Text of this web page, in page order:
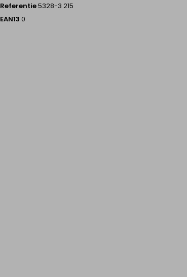
Referentie5328-3 215
EAN13 0